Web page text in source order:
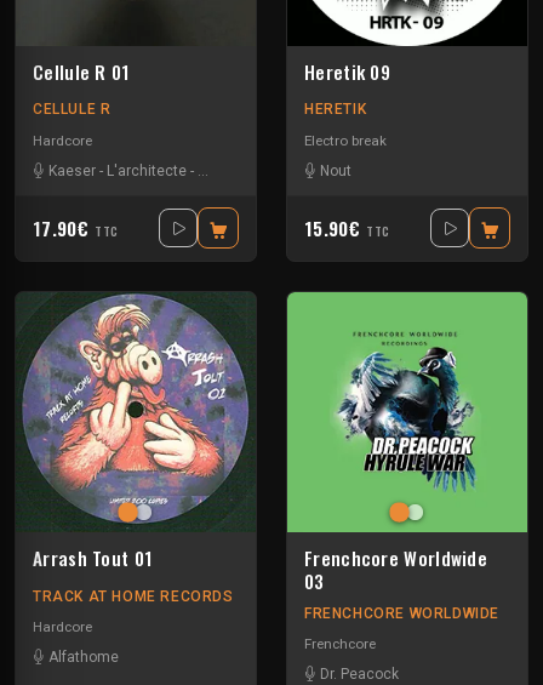
Cellule R 01
CELLULE R
Hardcore
Kaeser - L'architecte - Middle M
17.90€ TTC
Heretik 09
HERETIK
Electro break
Nout
15.90€ TTC
Arrash Tout 01
TRACK AT HOME RECORDS
Hardcore
Alfathome
Frenchcore Worldwide
03
FRENCHCORE WORLDWIDE
Frenchcore
Dr. Peacock